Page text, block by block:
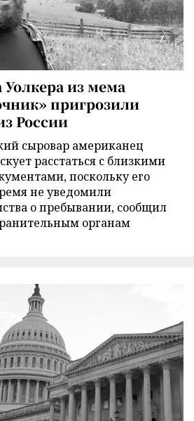
из мема
пригрозили
России
сыровар американец
расстаться с близкими
поскольку его
не уведомили
о пребывании, сообщил
органам